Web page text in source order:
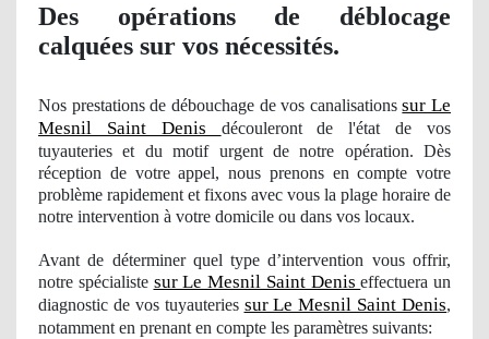
Des opérations de déblocage
calquées sur vos nécessités.
Nos prestations de débouchagede vos canalisationssur Le
Mesnil Saint Denis découleront de l'état de vos
tuyauteries et du motif urgent de notre opération. Dès
réception de votre appel, nous prenons en compte votre
problème rapidement et fixons avec vous la plage horaire de
notre intervention à votre domicile ou dans vos locaux.
Avant de déterminerqueltype d’intervention vous offrir,
notre spécialiste sur Le Mesnil Saint Deniseffectuera un
diagnostic de vos tuyauteries sur Le Mesnil Saint Denis,
notamment en prenant en compte les paramètres suivants: